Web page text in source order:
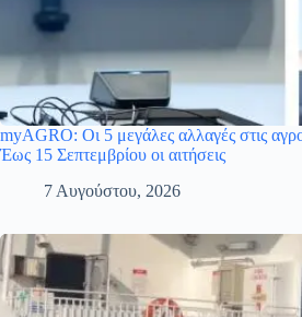
myAGRO: Οι 5 μεγάλες αλλαγές στις
Έως 15 Σεπτεμβρίου οι αιτήσεις
7 Αυγούστου, 2026